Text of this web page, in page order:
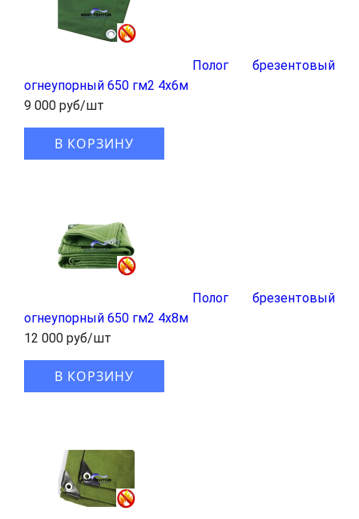
Полог брезентовый
огнеупорный 650 гм2 4x6м
9 000 руб/шт
В КОРЗИНУ
Полог брезентовый
огнеупорный 650 гм2 4x8м
12 000 руб/шт
В КОРЗИНУ